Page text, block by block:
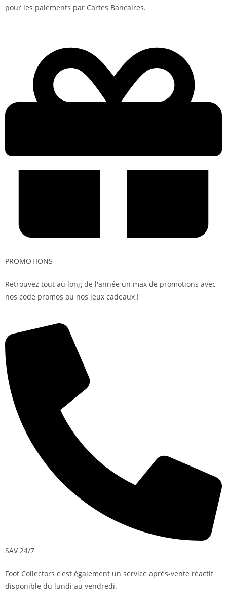
pour les paiements par Cartes Bancaires.
PROMOTIONS
Retrouvez tout au long de l'année un max de promotions avec
nos code promos ou nos jeux cadeaux !
SAV 24/7
Foot Collectors c'est également un service après-vente réactif
disponible du lundi au vendredi.